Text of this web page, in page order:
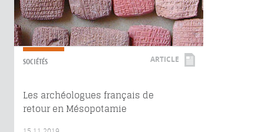
SOCIÉTÉS ARTICLE
Les archéologues français de
retour en Mésopotamie